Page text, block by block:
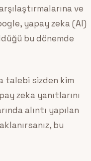
ve
yapay zeka (AI)
bu dönemde
talebi sizden kim
zeka yanıtlarını
alıntı yapılan
bu